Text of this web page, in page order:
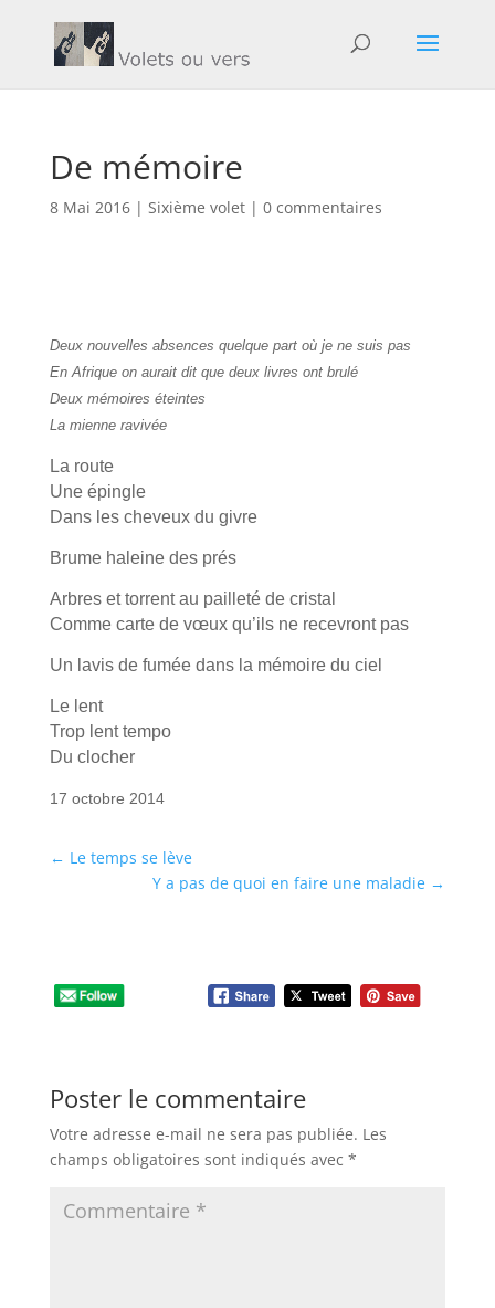
De mémoire
8 Mai 2016| Sixième volet| 0 commentaires
Deux nouvelles absences quelque part où je ne suis pas
En Afrique on aurait dit que deux livres ont brulé
Deux mémoires éteintes
La mienne ravivée
La route
Une épingle
Dans les cheveux du givre
Brume haleine des prés
Arbres et torrent au pailleté de cristal
Comme carte de vœux qu’ils ne recevront pas
Un lavis de fumée dans la mémoire du ciel
Le lent
Trop lent tempo
Du clocher
17 octobre 2014
← Le temps se lève
Y a pas de quoi en faire une maladie →
Poster le commentaire
Votre adresse e-mail ne sera pas publiée. Les
champs obligatoires sont indiqués avec *